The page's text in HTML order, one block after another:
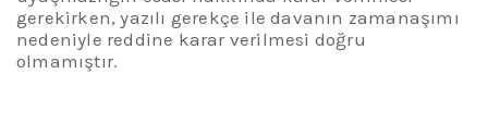
gerekirken, yazılı gerekçe ile davanın zamanaşımı
nedeniyle reddine karar verilmesi doğru
olmamıştır.